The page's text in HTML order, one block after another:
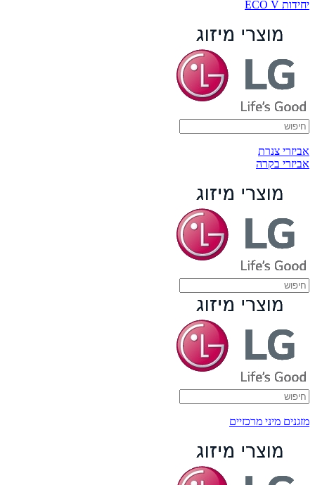
יחידות ECO V
אביזרי צנרת
אביזרי בקרה
מזגנים מיני מרכזיים